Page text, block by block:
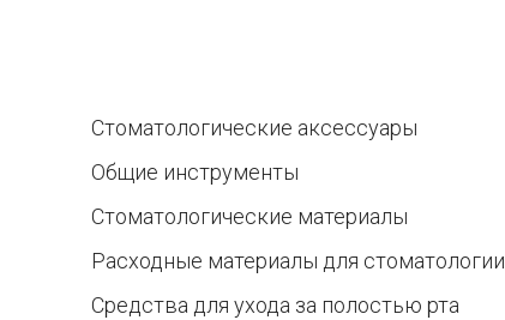
Стоматологические аксессуары
Общие инструменты
Стоматологические материалы
Расходные материалы для стоматологии
Средства для ухода за полостью рта